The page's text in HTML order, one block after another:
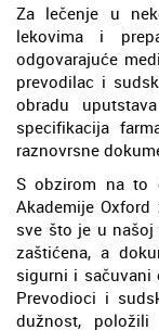
Za lečenje u
lekovima i
odgovarajuće
prevodilac i
obradu
specifikacija
raznovrsne
S obzirom na to
Akademije
sve što je u
zaštićena, a
sigurni i sačuvani
Prevodioci i
dužnost,